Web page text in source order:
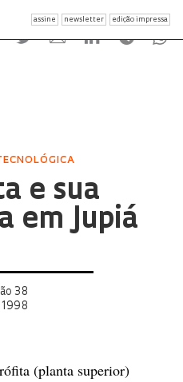
assine newsletter edição impressa
e sua
em Jupiá
38
(planta superior)